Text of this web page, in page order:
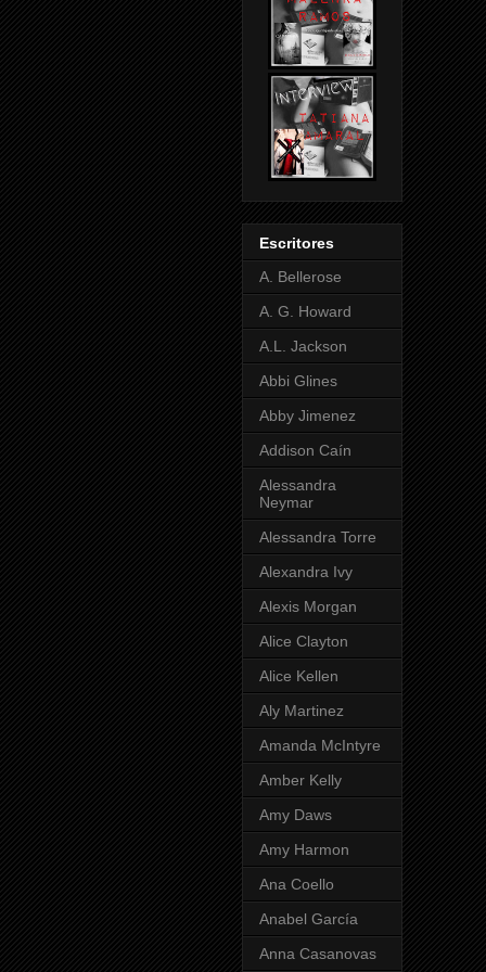
Escritores
A. Bellerose
A. G. Howard
A.L. Jackson
Abbi Glines
Abby Jimenez
Addison Caín
Alessandra
Neymar
Alessandra Torre
Alexandra Ivy
Alexis Morgan
Alice Clayton
Alice Kellen
Aly Martinez
Amanda McIntyre
Amber Kelly
Amy Daws
Amy Harmon
Ana Coello
Anabel García
Anna Casanovas